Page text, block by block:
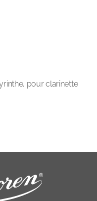
pour clarinette